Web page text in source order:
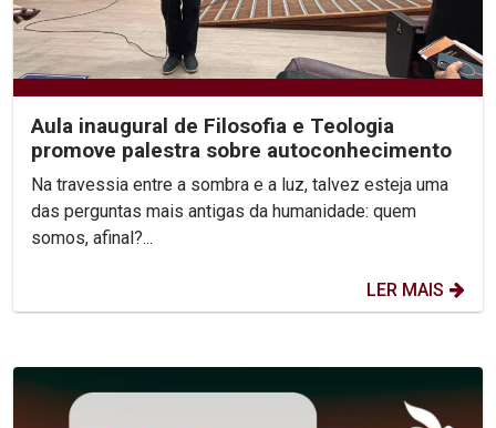
Aula inaugural de Filosofia e Teologia
promove palestra sobre autoconhecimento
Na travessia entre a sombra e a luz, talvez esteja uma
das perguntas mais antigas da humanidade: quem
somos, afinal?...
LER MAIS